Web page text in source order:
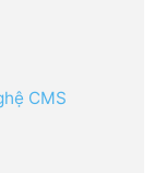
CMS